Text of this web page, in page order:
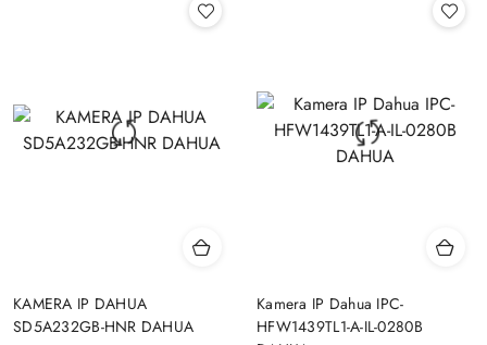
KAMERA IP DAHUA
SD5A232GB-HNR DAHUA
Kamera IP Dahua IPC-
HFW1439TL1-A-IL-0280B